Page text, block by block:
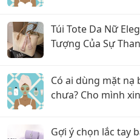
Túi Tote Da Nữ
Tượng Của Sự
Có ai dùng mặt nạ
chưa? Cho mình
Gợi ý chọn lắc tay